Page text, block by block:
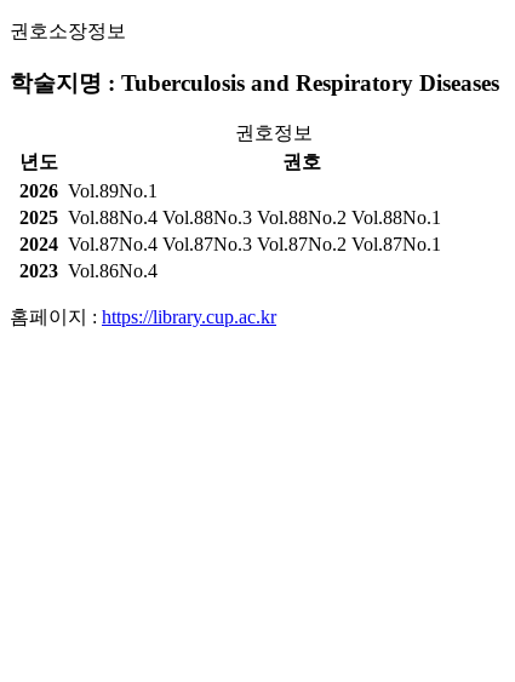
권호소장정보
학술지명 : Tuberculosis and Respiratory Diseases
권호정보
년도
권호
2026 Vol.89No.1
2025 Vol.88No.4 Vol.88No.3 Vol.88No.2 Vol.88No.1
2024 Vol.87No.4 Vol.87No.3 Vol.87No.2 Vol.87No.1
2023 Vol.86No.4
홈페이지 : https://library.cup.ac.kr